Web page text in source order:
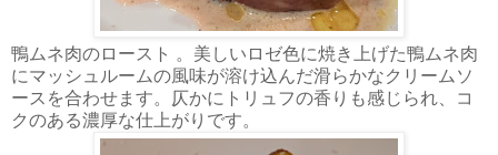
鴨ムネ肉のロースト 。美しいロゼ色に焼き上げた鴨ムネ肉
にマッシュルームの風味が溶け込んだ滑らかなクリームソ
ースを合わせます。仄かにトリュフの香りも感じられ、コ
クのある濃厚な仕上がりです。